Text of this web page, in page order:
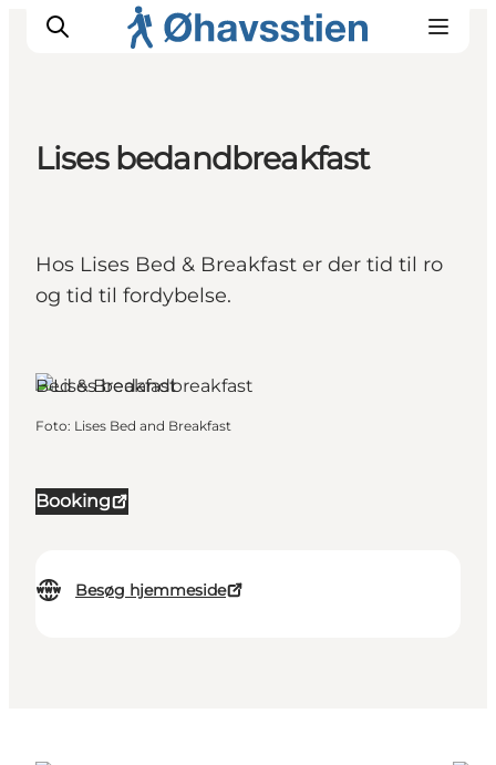
Planlægning
Lises bedandbreakfast
Hos Lises Bed & Breakfast er der tid til ro
og tid til fordybelse.
Booking
Besøg hjemmeside
Bed & Breakfast
Foto: Lises Bed and Breakfast